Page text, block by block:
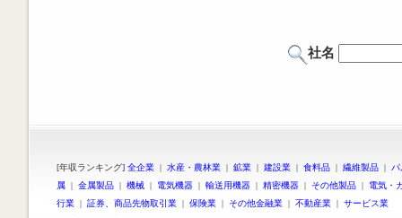
社名
[年収ランキング] 全企業 | 水産・農林業 | 鉱業 | 建設業 | 食料品 | 繊維製品 |
属 | 金属製品 | 機械 | 電気機器 | 輸送用機器 | 精密機器 | その他製品 | 電気・
行業 | 証券、商品先物取引業 | 保険業 | その他金融業 | 不動産業 | サービス業